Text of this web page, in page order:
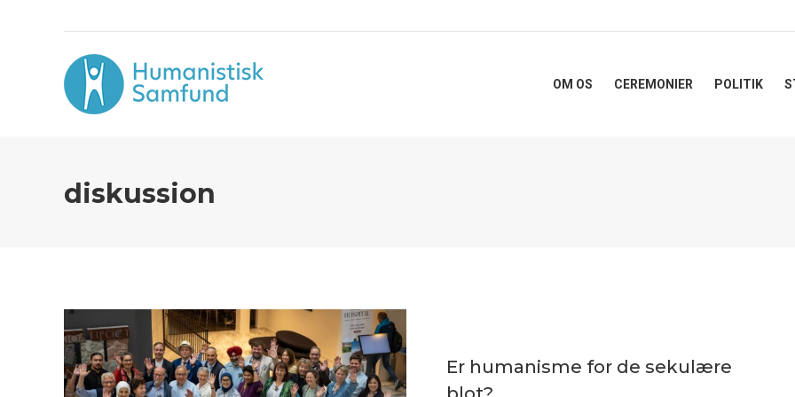
OM OS CEREMONIER POLITIK
diskussion
Er humanisme for de sekulære